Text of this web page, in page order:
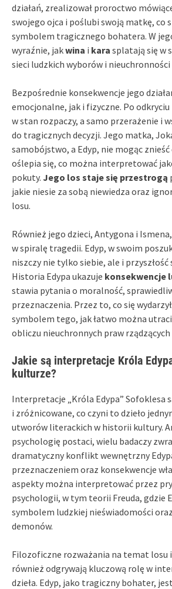
działań, zrealizował proroctwo
swojego ojca i poślubi swoją matkę, co
symbolem tragicznego bohatera. W
wyraźnie, jakwina i kara splatają się w
sieci ludzkich wyborów i
Bezpośrednie konsekwencje jego
emocjonalne, jak i fizyczne. Po odkryciu
w stan rozpaczy, a samo przerażenie i
do tragicznych decyzji. Jego matka,
samobójstwo, a Edyp, nie mogąc znieść
oślepia się, co można interpretować
pokuty. Jego los staje się przestrogą
jakie niesie za sobą niewiedza oraz
losu.
Również jego dzieci, Antygona i
w spiralę tragedii. Edyp, w swoim
niszczy nie tylko siebie, ale i
Historia Edypa ukazuje konsekwencje
stawia pytania o moralność,
przeznaczenia. Przez to, co się
symbolem tego, jak łatwo można
obliczu nieuchronnych praw
Jakie są interpretacje Króla
kulturze?
Interpretacje „Króla Edypa” Sofoklesa
i zróżnicowane, co czyni to dzieło
utworów literackich w historii kultury.
psychologię postaci, wielu badaczy
dramatyczny konflikt wewnętrzny
przeznaczeniem oraz konsekwencje
aspekty można interpretować przez
psychologii, w tym teorii Freuda, gdzie
symbolem ludzkiej nieświadomości
demonów.
Filozoficzne rozważania na temat losu
również odgrywają kluczową rolę w
dzieła. Edyp, jako tragiczny bohater,